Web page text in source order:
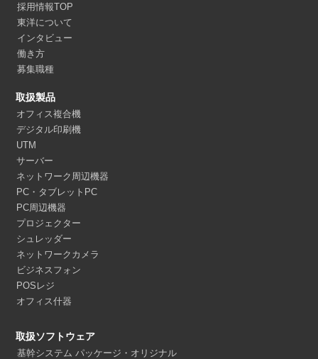
採用情報TOP
東洋について
インタビュー
働き方
募集職種
取扱製品
オフィス複合機
デジタル印刷機
UTM
サーバー
ネットワーク周辺機器
PC・タブレットPC
PC周辺機器
プロジェクター
シュレッダー
ネットワークカメラ
ビジネスフォン
POSレジ
オフィス什器
取扱ソフトウェア
基幹システム パッケージ・オリジナル